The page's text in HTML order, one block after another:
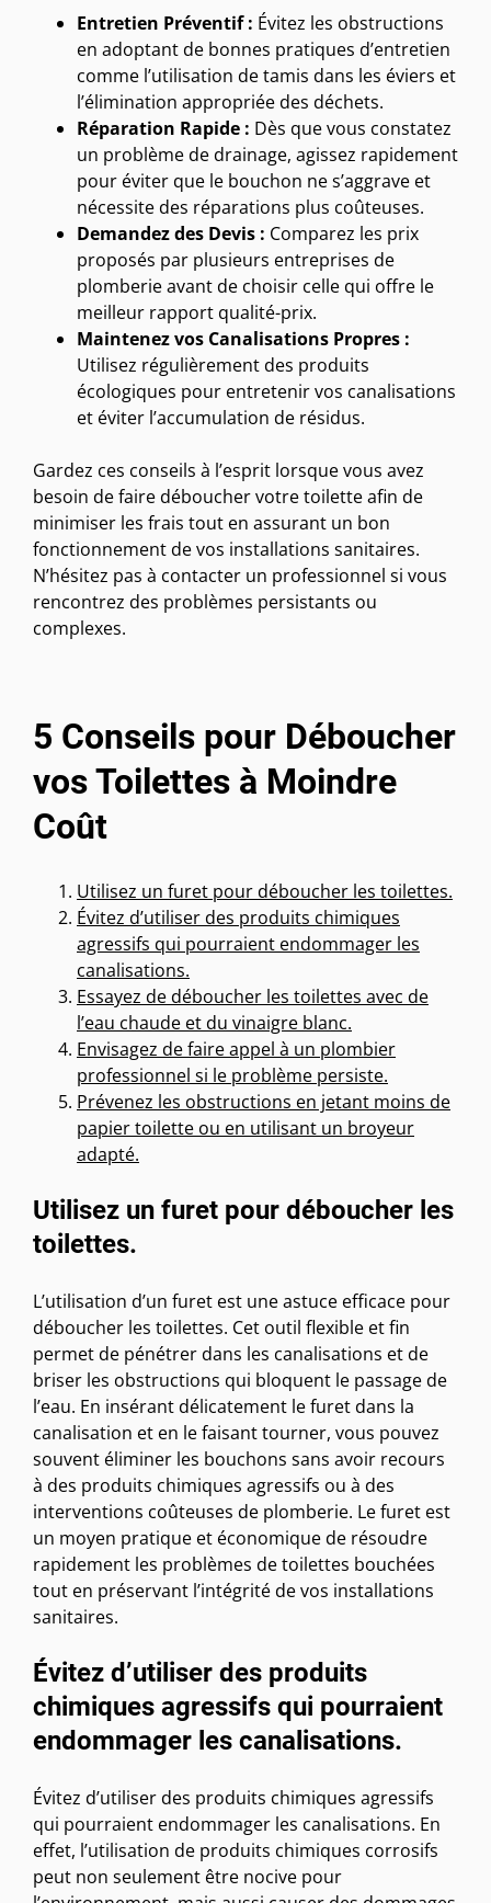
Entretien Préventif : Évitez les obstructions
en adoptant de bonnes pratiques d’entretien
comme l’utilisation de tamis dans les éviers et
l’élimination appropriée des déchets.
Réparation Rapide : Dès que vous constatez
un problème de drainage, agissez rapidement
pour éviter que le bouchon ne s’aggrave et
nécessite des réparations plus coûteuses.
Demandez des Devis : Comparez les prix
proposés par plusieurs entreprises de
plomberie avant de choisir celle qui offre le
meilleur rapport qualité-prix.
Maintenez vos Canalisations Propres :
Utilisez régulièrement des produits
écologiques pour entretenir vos canalisations
et éviter l’accumulation de résidus.
Gardez ces conseils à l’esprit lorsque vous avez
besoin de faire déboucher votre toilette afin de
minimiser les frais tout en assurant un bon
fonctionnement de vos installations sanitaires.
N’hésitez pas à contacter un professionnel si vous
rencontrez des problèmes persistants ou
complexes.
5 Conseils pour Déboucher
vos Toilettes à Moindre
Coût
Utilisez un furet pour déboucher les toilettes.
Évitez d’utiliser des produits chimiques
agressifs qui pourraient endommager les
canalisations.
Essayez de déboucher les toilettes avec de
l’eau chaude et du vinaigre blanc.
Envisagez de faire appel à un plombier
professionnel si le problème persiste.
Prévenez les obstructions en jetant moins de
papier toilette ou en utilisant un broyeur
adapté.
Utilisez un furet pour déboucher les
toilettes.
L’utilisation d’un furet est une astuce efficace pour
déboucher les toilettes. Cet outil flexible et fin
permet de pénétrer dans les canalisations et de
briser les obstructions qui bloquent le passage de
l’eau. En insérant délicatement le furet dans la
canalisation et en le faisant tourner, vous pouvez
souvent éliminer les bouchons sans avoir recours
à des produits chimiques agressifs ou à des
interventions coûteuses de plomberie. Le furet est
un moyen pratique et économique de résoudre
rapidement les problèmes de toilettes bouchées
tout en préservant l’intégrité de vos installations
sanitaires.
Évitez d’utiliser des produits
chimiques agressifs qui pourraient
endommager les canalisations.
Évitez d’utiliser des produits chimiques agressifs
qui pourraient endommager les canalisations. En
effet, l’utilisation de produits chimiques corrosifs
peut non seulement être nocive pour